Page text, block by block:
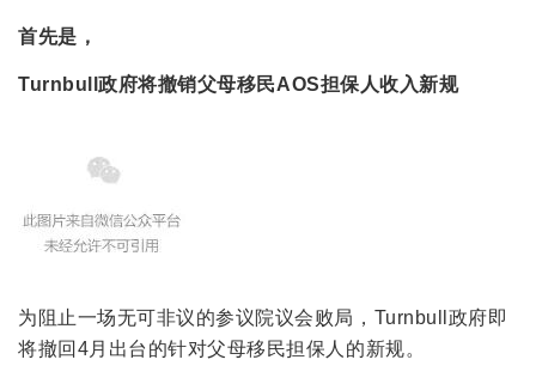
首先是，
Turnbull政府将撤销父母移民AOS担保人收入新规
为阻止一场无可非议的参议院议会败局，Turnbull政府即
将撤回4月出台的针对父母移民担保人的新规。